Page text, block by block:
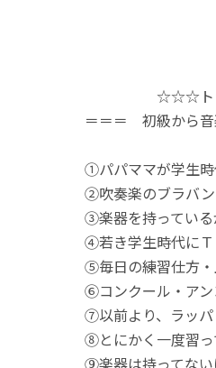
☆☆☆トラン
＝＝＝ 初級から
①パパママが学生時
②吹奏楽のブラバ
③楽器を持っている
④若き学生時代にＴ
⑤毎日の練習仕方
⑥コンクール・アン
⑦以前より、ラッパ
⑧とにかく一度習っ
⑨楽器は持ってな